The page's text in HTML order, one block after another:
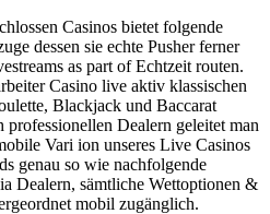
Casinos bietet folgende
dessen sie echte Pusher ferner
as part of Echtzeit routen.
Casino live aktiv klassischen
Blackjack und Baccarat
Dealern geleitet man
Vari ion unseres Live Casinos
genau so wie nachfolgende
Dealern, sämtliche Wettoptionen &
mobil zugänglich.